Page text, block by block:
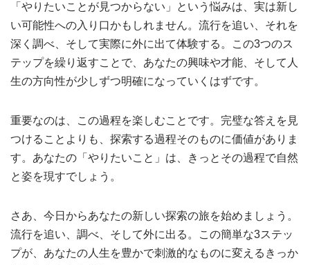
「やりたいことが見つからない」という悩みは、実は新し
い可能性への入り口かもしれません。流行を追い、それを
深く調べ、そして実際に外に出て体験する。この3つのス
テップを繰り返すことで、あなたの興味や才能、そして人
生の方向性が少しずつ明確になっていくはずです。
重要なのは、この過程を楽しむことです。完璧な答えを見
つけることよりも、探索する過程そのものに価値がありま
す。あなたの「やりたいこと」は、きっとその過程で自然
と姿を現すでしょう。
さあ、今日からあなたの新しい探索の旅を始めましょう。
流行を追い、調べ、そして外に出る。この簡単な3ステッ
プが、あなたの人生を豊かで刺激的なものに変えるきっか